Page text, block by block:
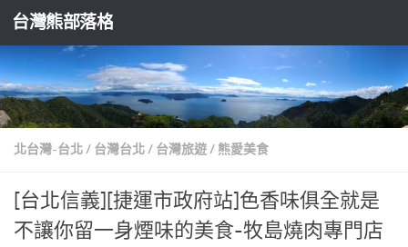
Skip to content
台灣熊部落格
北台灣-台北/ 台灣台北/ 台灣旅遊/ 熊愛美食
[台北信義][捷運市政府站]色香味俱全就是
不讓你留一身煙味的美食-牧島燒肉專門店